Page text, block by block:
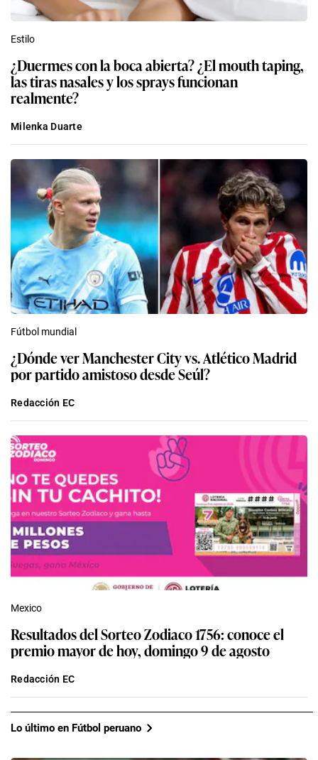
Estilo
¿Duermes con la boca abierta? ¿El mouth taping,
las tiras nasales y los sprays funcionan
realmente?
Milenka Duarte
Fútbol mundial
¿Dónde ver Manchester City vs. Atlético Madrid
por partido amistoso desde Seúl?
Redacción EC
Mexico
Resultados del Sorteo Zodiaco 1756: conoce el
premio mayor de hoy, domingo 9 de agosto
Redacción EC
Lo último en Fútbol peruano